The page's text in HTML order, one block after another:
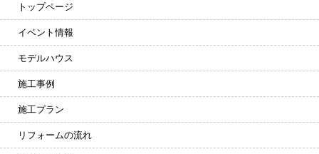
トップページ
イベント情報
モデルハウス
施工事例
施工プラン
リフォームの流れ